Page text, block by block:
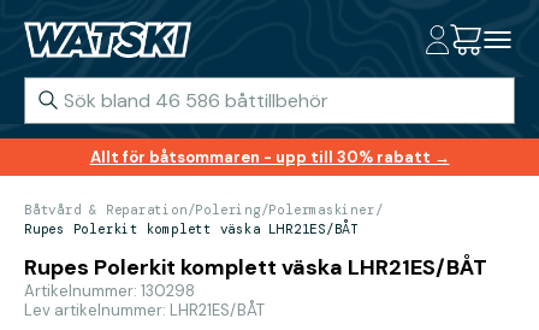
Allt för båtsommaren - upp till 30% rabatt →
Båtvård & Reparation/Polering/Polermaskiner/
Rupes Polerkit komplett väska LHR21ES/BÅT
Rupes Polerkit komplett väska LHR21ES/BÅT
Artikelnummer: 130298
Lev artikelnummer: LHR21ES/BÅT